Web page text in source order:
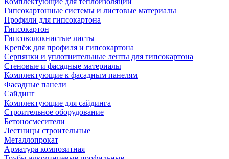
Гипсокартонные системы и листовые материалы
Профили для гипсокартона
Гипсокартон
Гипсоволокнистые листы
Крепёж для профиля и гипсокартона
Серпянки и уплотнительные ленты для гипсокартона
Стеновые и фасадные материалы
Комплектующие к фасадным панелям
Фасадные панели
Сайдинг
Комплектующие для сайдинга
Строительное оборудование
Бетоносмесители
Лестницы строительные
Металлопрокат
Арматура композитная